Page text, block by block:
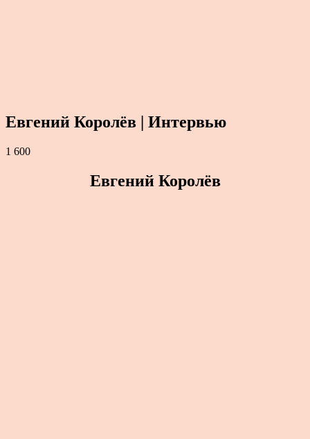
Евгений Королёв | Интервью
1 600
Евгений Королёв